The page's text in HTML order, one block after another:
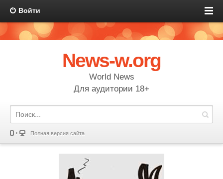
Войти
News-w.org
World News
Для аудитории 18+
Полная версия сайта